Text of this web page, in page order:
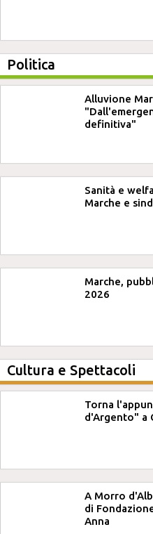
Politica
Alluvione
definitiva"
Sanità e
Marche e
Marche,
2026
Cultura e Spettacoli
Torna
d'Argento" a
A Morro
di
Anna